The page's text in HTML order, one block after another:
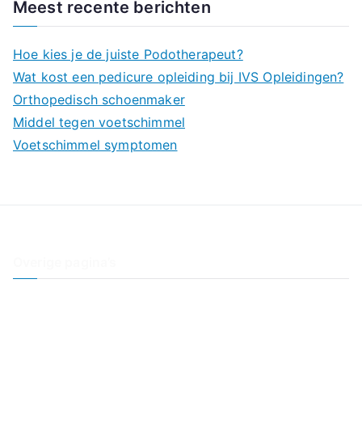
Meest recente berichten
Hoe kies je de juiste Podotherapeut?
Wat kost een pedicure opleiding bij IVS Opleidingen?
Orthopedisch schoenmaker
Middel tegen voetschimmel
Voetschimmel symptomen